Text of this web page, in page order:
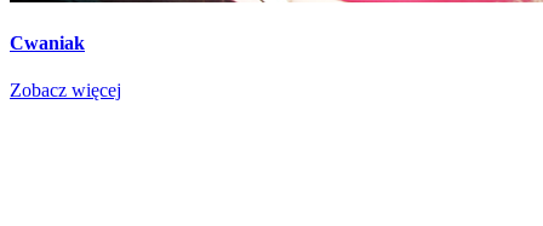
Cwaniak
Zobacz więcej